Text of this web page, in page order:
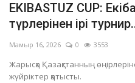
EKIBASTUZ CUP:
түрлерінен ірі
Мамыр 16, 2026 0 3553
Жарысқа Қазақстанның
жүйріктер қатысты.